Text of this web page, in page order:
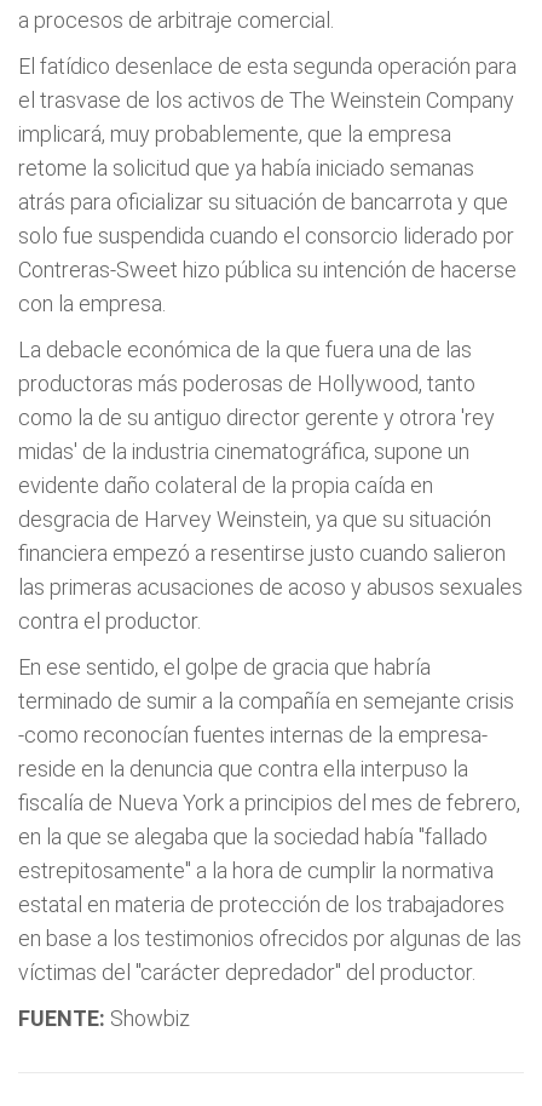
a procesos de arbitraje comercial.
El fatídico desenlace de esta segunda operación para
el trasvase de los activos de The Weinstein Company
implicará, muy probablemente, que la empresa
retome la solicitud que ya había iniciado semanas
atrás para oficializar su situación de bancarrota y que
solo fue suspendida cuando el consorcio liderado por
Contreras-Sweet hizo pública su intención de hacerse
con la empresa.
La debacle económica de la que fuera una de las
productoras más poderosas de Hollywood, tanto
como la de su antiguo director gerente y otrora 'rey
midas' de la industria cinematográfica, supone un
evidente daño colateral de la propia caída en
desgracia de Harvey Weinstein, ya que su situación
financiera empezó a resentirse justo cuando salieron
las primeras acusaciones de acoso y abusos sexuales
contra el productor.
En ese sentido, el golpe de gracia que habría
terminado de sumir a la compañía en semejante crisis
-como reconocían fuentes internas de la empresa-
reside en la denuncia que contra ella interpuso la
fiscalía de Nueva York a principios del mes de febrero,
en la que se alegaba que la sociedad había "fallado
estrepitosamente" a la hora de cumplir la normativa
estatal en materia de protección de los trabajadores
en base a los testimonios ofrecidos por algunas de las
víctimas del "carácter depredador" del productor.
FUENTE: Showbiz